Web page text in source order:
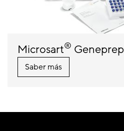
Microsart® Geneprep
Saber más